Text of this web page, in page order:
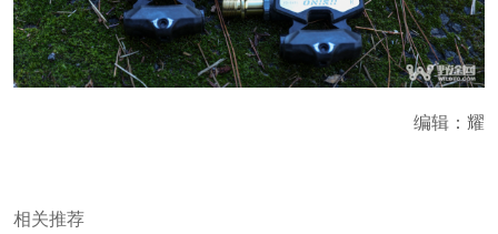
编辑：耀
相关推荐